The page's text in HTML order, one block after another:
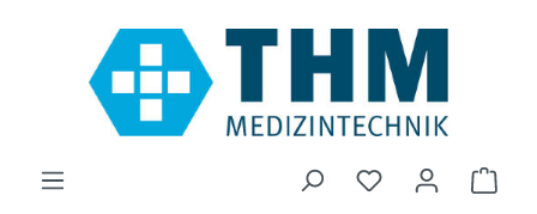
Zum Hauptinhalt springen
Du hast 0